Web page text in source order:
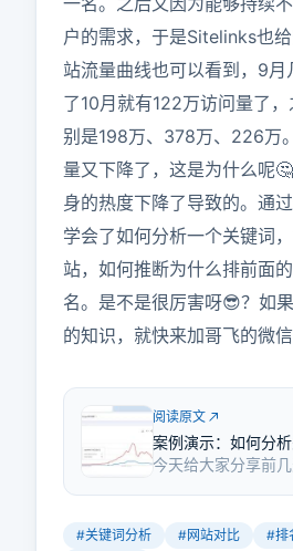
户的需求，于是Sitelinks也
站流量曲线也可以看到，9月
了10月就有122万访问量了
别是198万、378万、226万
量又下降了，这是为什么呢
身的热度下降了导致的。通
学会了如何分析一个关键词
站，如何推断为什么排前面
名。是不是很厉害呀😎？如
的知识，就快来加哥飞的微信
阅读原文
案例演示：如何分
比网站，如何推断
今天给大家分享前
站，如何推断排前
#关键词分析 #网站对比 #排